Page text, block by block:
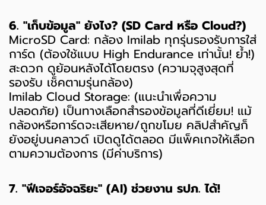
6. "เก็บข้อมูล" ยังไง? (SD Card หรือ Cloud?)
MicroSD Card: กล้อง Imilab ทุกรุ่นรองรับการใส่
การ์ด (ต้องใช้แบบ High Endurance เท่านั้น! ย้ำ!)
สะดวก ดูย้อนหลังได้โดยตรง (ความจุสูงสุดที่
รองรับ เช็คตามรุ่นกล้อง)
Imilab Cloud Storage: (แนะนำเพื่อความ
ปลอดภัย) เป็นทางเลือกสำรองข้อมูลที่ดีเยี่ยม! แม้
กล้องหรือการ์ดจะเสียหาย/ถูกขโมย คลิปสำคัญก็
ยังอยู่บนคลาวด์ เปิดดูได้ตลอด มีแพ็คเกจให้เลือก
ตามความต้องการ (มีค่าบริการ)
7. "ฟีเจอร์อัจฉริยะ" (AI) ช่วยงาน รปภ. ได้!